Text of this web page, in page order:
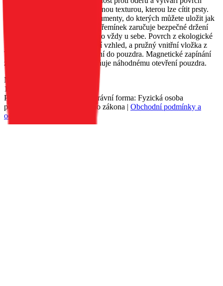
pouzdra s jemnou, nerovnoměrnou texturou, kterou lze cítit prsty.
Pouzdro má dvě kapsy na dokumenty, do kterých můžete uložit jak
karty, tak bankovky. Přiložený řemínek zaručuje bezpečné držení
pouzdra a umožňuje vám mít ho vždy u sebe. Povrch z ekologické
kůže dodává pouzdru elegantní vzhled, a pružný vnitřní vložka z
TPU usnadňuje vložení zařízení do pouzdra. Magnetické zapínání
zajišťuje pevné držení a zabraňuje náhodnému otevření pouzdra.
Nedostupné
199 Kč
Petr Matyáš, IČ: 00705331, Právní forma: Fyzická osoba
podnikající dle živnostenského zákona | Obchodní podmínky a
ochrana osobních údajů